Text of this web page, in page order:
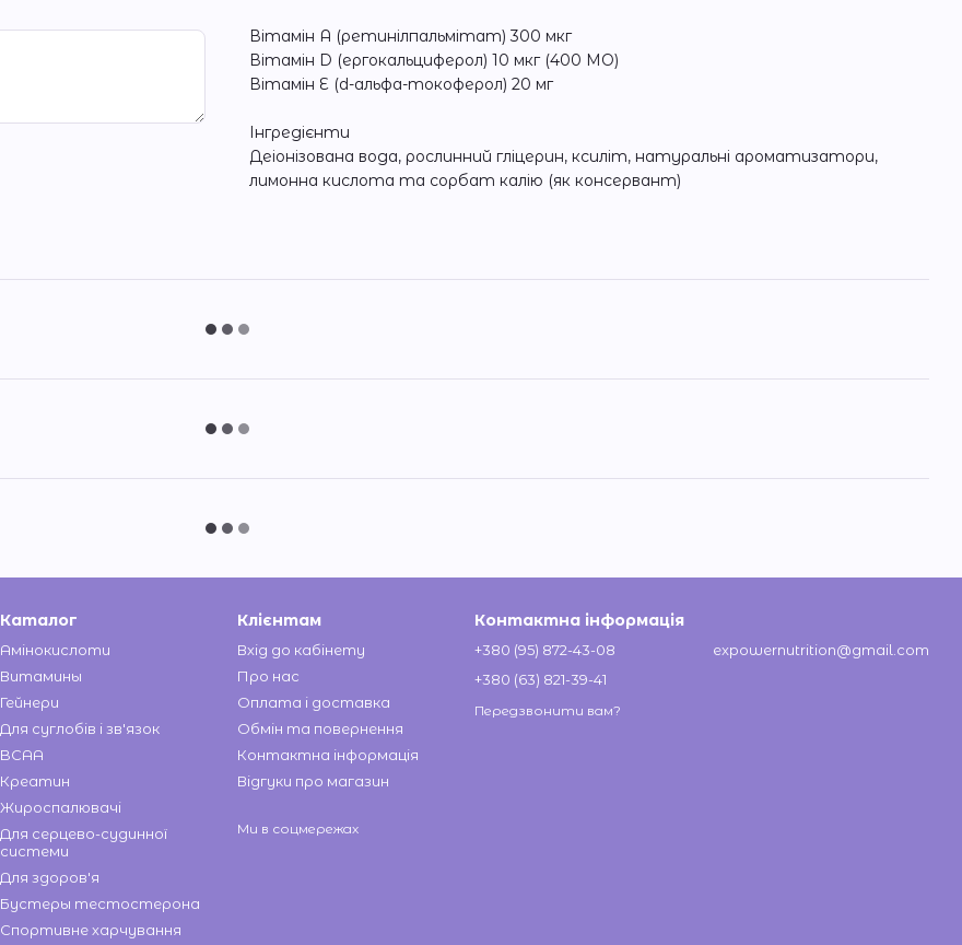
Вітамін А (ретинілпальмітат) 300 мкг
Вітамін D (ергокальциферол) 10 мкг (400 МО)
Вітамін Е (d-альфа-токоферол) 20 мг
Інгредієнти
Деіонізована вода, рослинний гліцерин, ксиліт, натуральні ароматизатори,
лимонна кислота та сорбат калію (як консервант)
Каталог
Амінокислоти
Витамины
Гейнери
Для суглобів і зв'язок
BCAA
Креатин
Жироспалювачі
Для серцево-судинної
системи
Для здоров'я
Бустеры тестостерона
Спортивне харчування
Клієнтам
Вхід до кабінету
Про нас
Оплата і доставка
Обмін та повернення
Контактна інформація
Відгуки про магазин
Ми в соцмережах
Контактна інформація
+380 (95) 872-43-08
+380 (63) 821-39-41
Передзвонити вам?
expowernutrition@gmail.com